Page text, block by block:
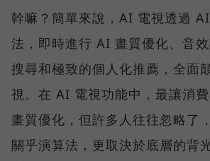
幹嘛？簡單來說，AI 電視透過
法，即時進行 AI 畫質優化、音
搜尋和極致的個人化推薦，全面
視。在 AI 電視功能中，最讓消
畫質優化，但許多人往往忽略了
關乎演算法，更取決於底層的背